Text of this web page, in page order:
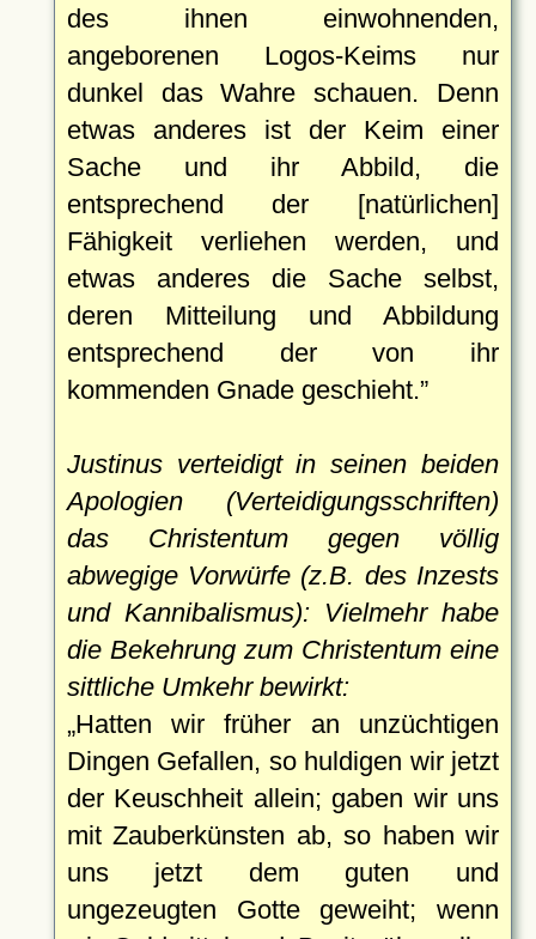
des ihnen einwohnenden,
angeborenen Logos-Keims nur
dunkel das Wahre schauen. Denn
etwas anderes ist der Keim einer
Sache und ihr Abbild, die
entsprechend der [natürlichen]
Fähigkeit verliehen werden, und
etwas anderes die Sache selbst,
deren Mitteilung und Abbildung
entsprechend der von ihr
kommenden Gnade geschieht.
Justinus verteidigt in seinen beiden
Apologien (Verteidigungsschriften)
das Christentum gegen völlig
abwegige Vorwürfe (z.B. des Inzests
und Kannibalismus): Vielmehr habe
die Bekehrung zum Christentum eine
sittliche Umkehr bewirkt:
Hatten wir früher an unzüchtigen
Dingen Gefallen, so huldigen wir jetzt
der Keuschheit allein; gaben wir uns
mit Zauberkünsten ab, so haben wir
uns jetzt dem guten und
ungezeugten Gotte geweiht; wenn